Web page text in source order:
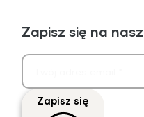
Zapisz się na
Zapisz się